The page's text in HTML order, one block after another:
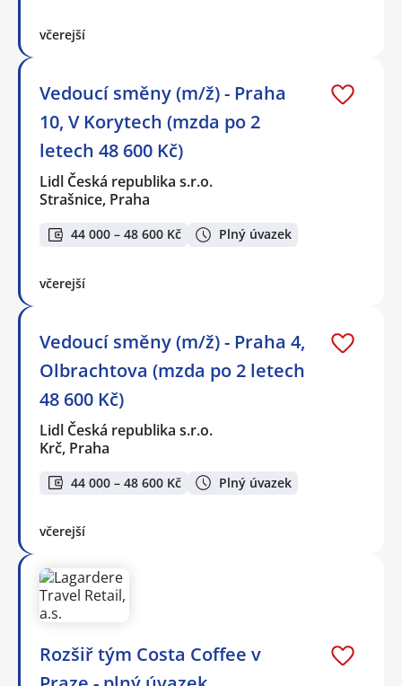
včerejší
Vedoucí směny (m/ž) - Praha
10, V Korytech (mzda po 2
letech 48 600 Kč)
Lidl Česká republika s.r.o.
Strašnice, Praha
44 000 – 48 600 Kč Plný úvazek
včerejší
Vedoucí směny (m/ž) - Praha 4,
Olbrachtova (mzda po 2 letech
48 600 Kč)
Lidl Česká republika s.r.o.
Krč, Praha
44 000 – 48 600 Kč Plný úvazek
včerejší
Rozšiř tým Costa Coffee v